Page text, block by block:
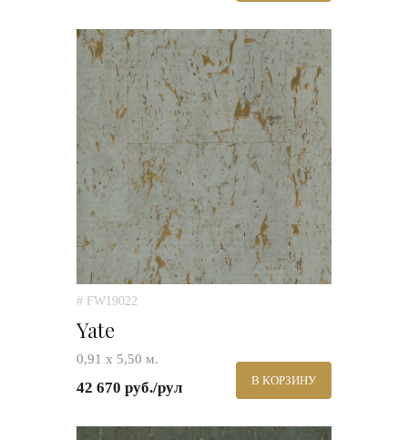
# FW19022
Yate
0,91 х 5,50 м.
42 670 руб./рул В КОРЗИНУ